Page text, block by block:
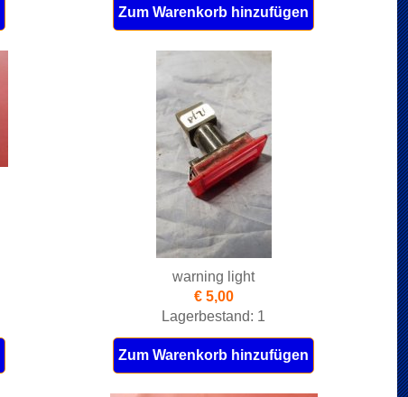
Zum Warenkorb hinzufügen
warning light
€ 5,00
Lagerbestand: 1
Zum Warenkorb hinzufügen